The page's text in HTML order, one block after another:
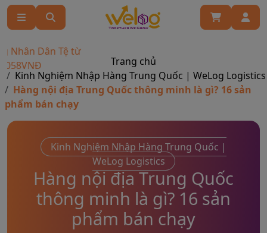
Tệ từ
Trang chủ
Kinh Nghiệm Nhập Hàng Trung Quốc | WeLog Logistics
Hàng nội địa Trung Quốc thông minh là gì? 16 sản
phẩm bán chạy
Kinh Nghiệm Nhập Hàng Trung Quốc |
WeLog Logistics
Hàng nội địa Trung Quốc
thông minh là gì? 16 sản
phẩm bán chạy